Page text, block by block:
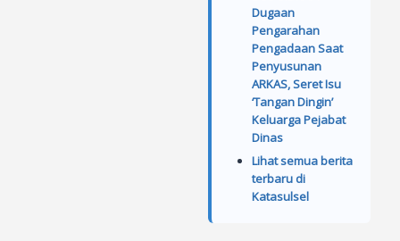
Dugaan
Pengarahan
Pengadaan Saat
Penyusunan
ARKAS, Seret Isu
‘Tangan Dingin’
Keluarga Pejabat
Dinas
Lihat semua berita
terbaru di
Katasulsel